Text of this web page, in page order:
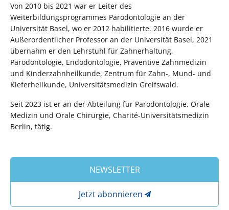
Von 2010 bis 2021 war er Leiter des
Weiterbildungsprogrammes Parodontologie an der
Universität Basel, wo er 2012 habilitierte. 2016 wurde er
Außerordentlicher Professor an der Universität Basel, 2021
übernahm er den Lehrstuhl für Zahnerhaltung,
Parodontologie, Endodontologie, Präventive Zahnmedizin
und Kinderzahnheilkunde, Zentrum für Zahn-, Mund- und
Kieferheilkunde, Universitätsmedizin Greifswald.
Seit 2023 ist er an der Abteilung für Parodontologie, Orale
Medizin und Orale Chirurgie, Charité-Universitätsmedizin
Berlin, tätig.
NEWSLETTER
Jetzt abonnieren